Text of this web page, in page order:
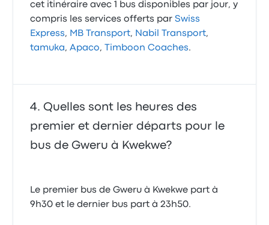
cet itinéraire avec 1 bus disponibles par jour, y
compris les services offerts parSwiss
Express, MB Transport, Nabil Transport,
tamuka,Apaco, Timboon Coaches.
Quelles sont les heures des
premier et dernier départs pour le
bus de Gweru à Kwekwe?
Le premier bus de Gweru à Kwekwe part à
9h30 et le dernier bus part à 23h50.